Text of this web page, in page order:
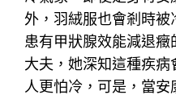
外，羽絨服也會剎時被
患有甲狀腺效能減退
大夫，她深知這種疾
人更怕冷，可是，當